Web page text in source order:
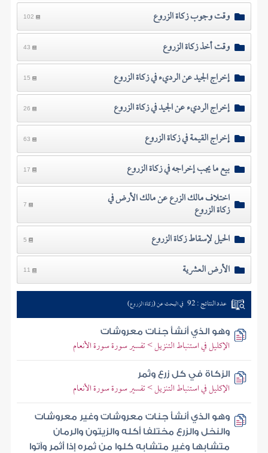
وقت وجوب زكاة الزروع 102
وقت أخذ زكاة الزروع 43
إخراج الجيد عن الرديء في زكاة الزروع 15
إخراج الرديء عن الجيد في زكاة الزروع 26
إخراج القيمة في زكاة الزروع 63
بيع ما يجب إخراجه في زكاة الزروع 17
اختلاف مالك الزرع عن مالك الأرض في
زكاة الزروع 7
الحيل لإسقاط زكاة الزروع 5
الأرض العشرية 11
عدد النتائج : 92 في البحث عن (زكاة الزروع)
وهو الذي أنشأ جنات معروشات
الإكليل في استنباط التنزيل > تفسير سورة سورة الأنعام
الزكاة في كل زرع وثمر
الإكليل في استنباط التنزيل > تفسير سورة سورة الأنعام
وهو الذي أنشأ جنات معروشات وغير معروشات
والنخل والزرع مختلفا أكله والزيتون والرمان
متشابها وغير متشابه كلوا من ثمره إذا أثمر وآتوا